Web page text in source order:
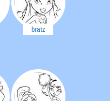
bratz